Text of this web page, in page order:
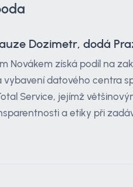
Dozimetr, dodá
Novákem získá podíl na
datového centra
Service, jejímž
a etiky při